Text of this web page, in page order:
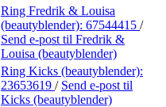
Ring Fredrik & Louisa
(beautyblender): 67544415 /
Send e-post til Fredrik &
Louisa (beautyblender)
Ring Kicks (beautyblender):
23653619 / Send e-post til
Kicks (beautyblender)